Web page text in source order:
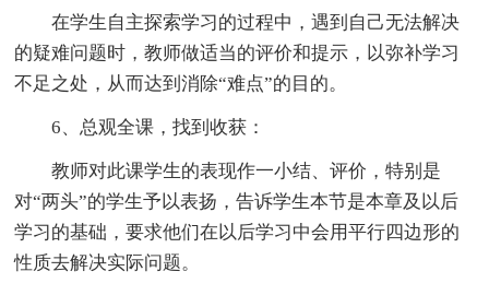
在学生自主探索学习的过程中，遇到自己无法解决
的疑难问题时，教师做适当的评价和提示，以弥补学习
不足之处，从而达到消除“难点”的目的。
6、总观全课，找到收获：
教师对此课学生的表现作一小结、评价，特别是
对“两头”的学生予以表扬，告诉学生本节是本章及以后
学习的基础，要求他们在以后学习中会用平行四边形的
性质去解决实际问题。